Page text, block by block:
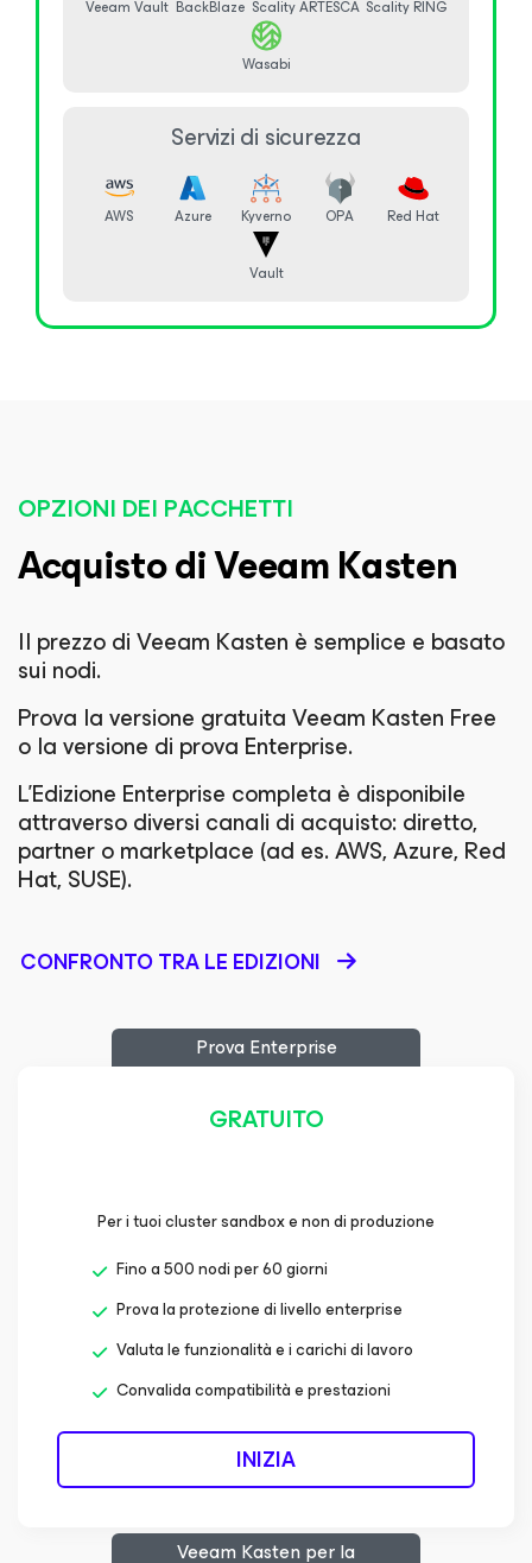
Veeam Vault BackBlaze Scality ARTESCA Scality RING
Wasabi
Servizi di sicurezza
AWS Azure Kyverno OPA Red Hat
Vault
OPZIONI DEI PACCHETTI
Acquisto di Veeam Kasten
Il prezzo di Veeam Kasten è semplice e basato
sui nodi.
Prova la versione gratuita Veeam Kasten Free
o la versione di prova Enterprise.
L'Edizione Enterprise completa è disponibile
attraverso diversi canali di acquisto: diretto,
partner o marketplace (ad es. AWS, Azure, Red
Hat, SUSE).
CONFRONTO TRA LE EDIZIONI
Prova Enterprise
GRATUITO
Per i tuoi cluster sandbox e non di produzione
Fino a 500 nodi per 60 giorni
Prova la protezione di livello enterprise
Valuta le funzionalità e i carichi di lavoro
Convalida compatibilità e prestazioni
INIZIA
Veeam Kastenper la